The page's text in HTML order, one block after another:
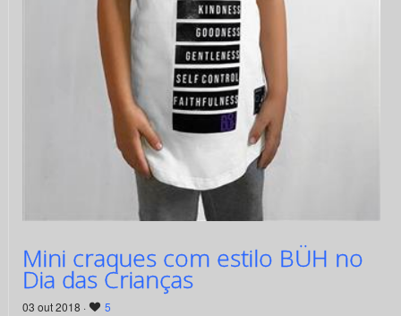
Mini craques com estilo BÜH no
Dia das Crianças
03 out 2018 · 5